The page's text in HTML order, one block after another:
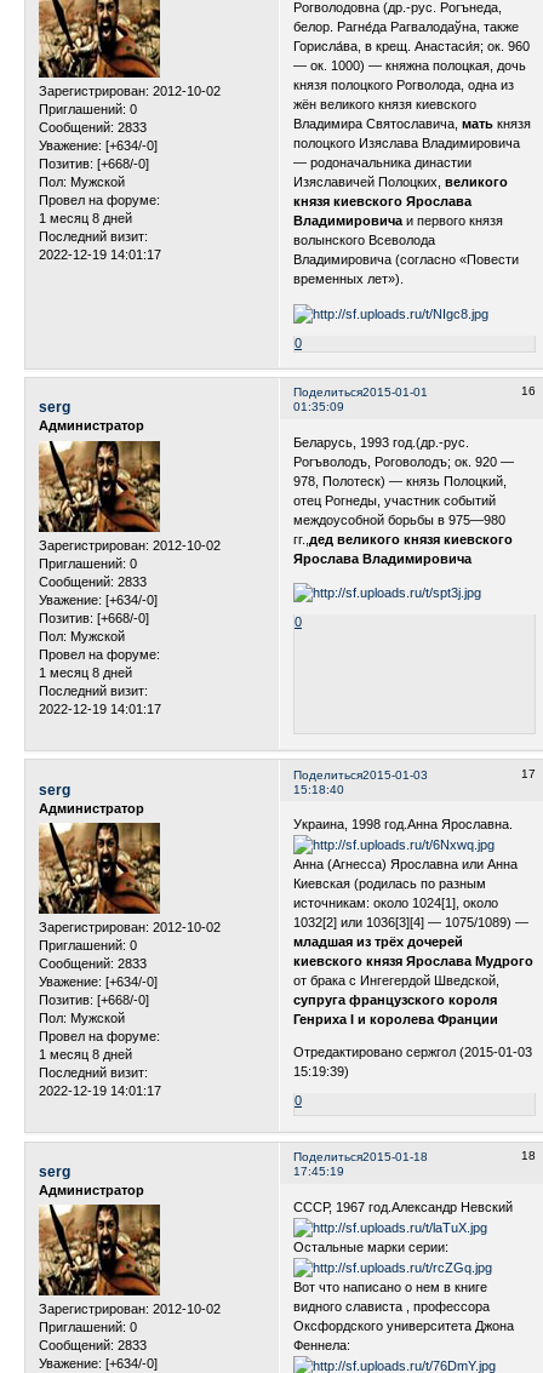
Зарегистрирован: 2012-10-02
Приглашений: 0
Сообщений: 2833
Уважение: [+634/-0]
Позитив: [+668/-0]
Пол: Мужской
Провел на форуме:
1 месяц 8 дней
Последний визит:
2022-12-19 14:01:17
Рогволодовна (др.-рус. Рогънеда,
белор. Рагне́да Рагвалодаўна, также
Горисла́ва, в крещ. Анастаси́я; ок. 960
— ок. 1000) — княжна полоцкая, дочь
князя полоцкого Рогволода, одна из
жён великого князя киевского
Владимира Святославича,матькнязя
полоцкого Изяслава Владимировича
— родоначальника династии
Изяславичей Полоцких,великого
князя киевского Ярослава
Владимировичаи первого князя
волынского Всеволода
Владимировича (согласно «Повести
временных лет»).
0
Поделиться 16
2015-01-01
01:35:09
serg
Администратор
Зарегистрирован: 2012-10-02
Приглашений: 0
Сообщений: 2833
Уважение: [+634/-0]
Позитив: [+668/-0]
Пол: Мужской
Провел на форуме:
1 месяц 8 дней
Последний визит:
2022-12-19 14:01:17
Беларусь, 1993 год.(др.-рус.
Рогъволодъ, Роговолодъ; ок. 920 —
978, Полотеск) — князь Полоцкий,
отец Рогнеды, участник событий
междоусобной борьбы в 975—980
гг., дед великого князя киевского
Ярослава Владимировича
0
Поделиться 17
2015-01-03
15:18:40
serg
Администратор
Зарегистрирован: 2012-10-02
Приглашений: 0
Сообщений: 2833
Уважение: [+634/-0]
Позитив: [+668/-0]
Пол: Мужской
Провел на форуме:
1 месяц 8 дней
Последний визит:
2022-12-19 14:01:17
Украина, 1998 год.Анна Ярославна.
Анна (Агнесса) Ярославна или Анна
Киевская (родилась по разным
источникам: около 1024[1], около
1032[2] или 1036[3][4] — 1075/1089) —
младшая из трёх дочерей
киевского князя Ярослава Мудрого
от брака с Ингегердой Шведской,
супруга французского короля
Генриха I и королева Франции
Отредактировано сержгол (2015-01-03
15:19:39)
0
Поделиться 18
2015-01-18
17:45:19
serg
Администратор
Зарегистрирован: 2012-10-02
Приглашений: 0
Сообщений: 2833
Уважение: [+634/-0]
СССР, 1967 год.Александр Невский
Остальные марки серии:
Вот что написано о нем в книге
видного слависта , профессора
Оксфордского университета Джона
Феннела: